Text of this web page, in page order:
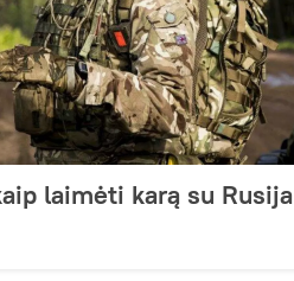
laimėti karą su Rusija